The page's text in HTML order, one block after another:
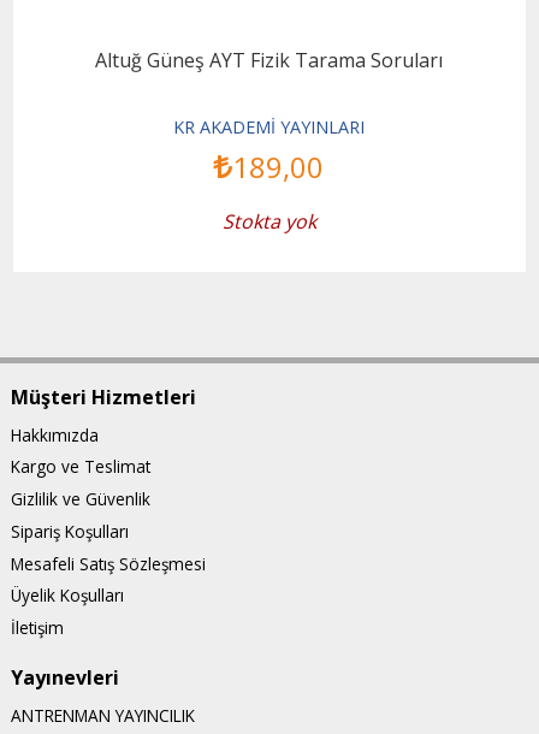
Altuğ Güneş AYT Fizik Tarama Soruları
KR AKADEMİ YAYINLARI
189,00
Stokta yok
Müşteri Hizmetleri
Hakkımızda
Kargo ve Teslimat
Gizlilik ve Güvenlik
Sipariş Koşulları
Mesafeli Satış Sözleşmesi
Üyelik Koşulları
İletişim
Yayınevleri
ANTRENMAN YAYINCILIK